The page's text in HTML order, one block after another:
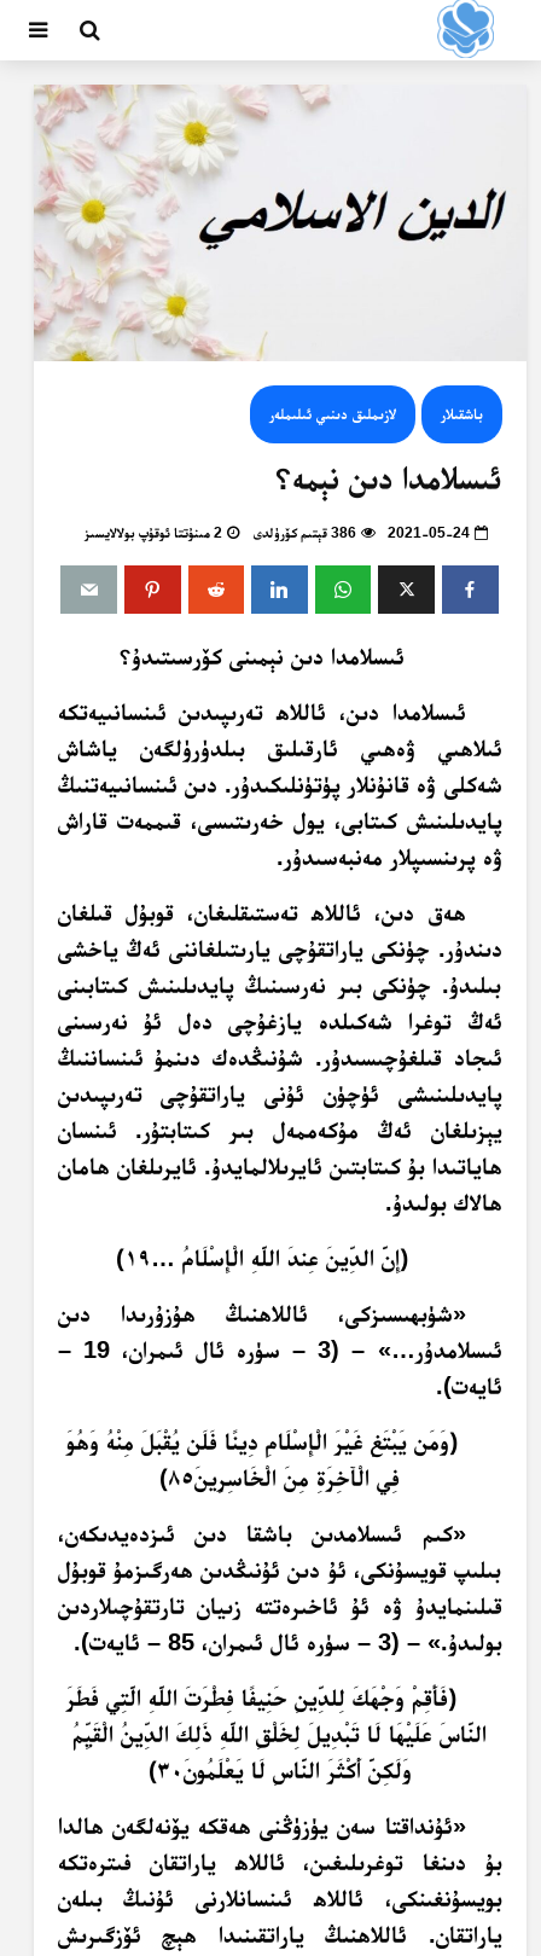
باشقىلار لازىملىق دىنىي ئىلىملەر
ئىسلامدا دىن نېمە؟
2021-05-24 386 قېتىم كۆرۈلدى 2 مىنۇتتا ئوقۇپ بولالايسىز
ئىسلامدا دىن نېمىنى كۆرسىتىدۇ؟
ئىسلامدا دىن، ئاللاھ تەرىپىدىن ئىنسانىيەتكە
ئىلاھىي ۋەھىي ئارقىلىق بىلدۈرۈلگەن ياشاش
شەكلى ۋە قانۇنلار پۈتۈنلىكىدۇر. دىن ئىنسانىيەتنىڭ
پايدىلىنىش كىتابى، يول خەرىتىسى، قىممەت قاراش
ۋە پرىنسىپلار مەنبەسىدۇر.
ھەق دىن، ئاللاھ تەستىقلىغان، قوبۇل قىلغان
دىندۇر. چۈنكى ياراتقۇچى يارىتىلغاننى ئەڭ ياخشى
بىلىدۇ. چۈنكى بىر نەرسىنىڭ پايدىلىنىش كىتابىنى
ئەڭ توغرا شەكىلدە يازغۇچى دەل ئۇ نەرسىنى
ئىجاد قىلغۇچىسىدۇر. شۇنىڭدەك دىنمۇ ئىنساننىڭ
پايدىلىنىشى ئۈچۈن ئۇنى ياراتقۇچى تەرىپىدىن
يېزىلغان ئەڭ مۇكەممەل بىر كىتابتۇر. ئىنسان
ھاياتىدا بۇ كىتابتىن ئايرىلالمايدۇ. ئايرىلغان ھامان
ھالاك بولىدۇ.
﴿إِنَّ الدِّينَ عِندَ اللَّهِ الْإِسْلَامُ …١٩﴾
«شۈبھىسىزكى، ئاللاھنىڭ ھۇزۇرىدا دىن
ئىسلامدۇر…» – (3 – سۈرە ئال ئىمران، 19 –
ئايەت).
﴿وَمَن يَبْتَغِ غَيْرَ الْإِسْلَامِ دِينًا فَلَن يُقْبَلَ مِنْهُ وَهُوَ
فِي الْآخِرَةِ مِنَ الْخَاسِرِينَ٨٥﴾
«كىم ئىسلامدىن باشقا دىن ئىزدەيدىكەن،
بىلىپ قويسۇنكى، ئۇ دىن ئۇنىڭدىن ھەرگىزمۇ قوبۇل
قىلىنمايدۇ ۋە ئۇ ئاخىرەتتە زىيان تارتقۇچىلاردىن
بولىدۇ.‏» – (3 – سۈرە ئال ئىمران، 85 – ئايەت).
﴿فَأَقِمْ وَجْهَكَ لِلدِّينِ حَنِيفًا فِطْرَتَ اللَّهِ الَّتِي فَطَرَ
النَّاسَ عَلَيْهَا لَا تَبْدِيلَ لِخَلْقِ اللَّهِ ذَلِكَ الدِّينُ الْقَيِّمُ
وَلَكِنَّ أَكْثَرَ النَّاسِ لَا يَعْلَمُونَ٣٠﴾
«ئۇنداقتا سەن يۈزۈڭنى ھەقكە يۆنەلگەن ھالدا
بۇ دىنغا توغرىلىغىن، ئاللاھ ياراتقان فىترەتكە
بويسۇنغىنكى، ئاللاھ ئىنسانلارنى ئۇنىڭ بىلەن
ياراتقان. ئاللاھنىڭ ياراتقىنىدا ھېچ ئۆزگىرىش